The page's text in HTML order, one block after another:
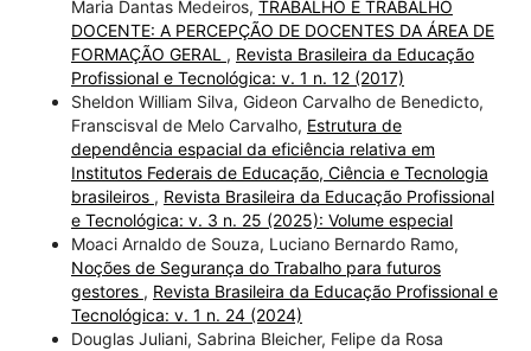
Maria Dantas Medeiros, TRABALHO E TRABALHO
DOCENTE: A PERCEPÇÃO DE DOCENTES DA ÁREA DE
FORMAÇÃO GERAL , Revista Brasileira da Educação
Profissional e Tecnológica: v. 1 n. 12 (2017)
Sheldon William Silva, Gideon Carvalho de Benedicto,
Franscisval de Melo Carvalho, Estrutura de
dependência espacial da eficiência relativa em
Institutos Federais de Educação, Ciência e Tecnologia
brasileiros , Revista Brasileira da Educação Profissional
e Tecnológica: v. 3 n. 25 (2025): Volume especial
Moaci Arnaldo de Souza, Luciano Bernardo Ramo,
Noções de Segurança do Trabalho para futuros
gestores , Revista Brasileira da Educação Profissional e
Tecnológica: v. 1 n. 24 (2024)
Douglas Juliani, Sabrina Bleicher, Felipe da Rosa